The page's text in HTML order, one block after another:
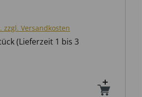
zzgl. Versandkosten
(Lieferzeit 1 bis 3